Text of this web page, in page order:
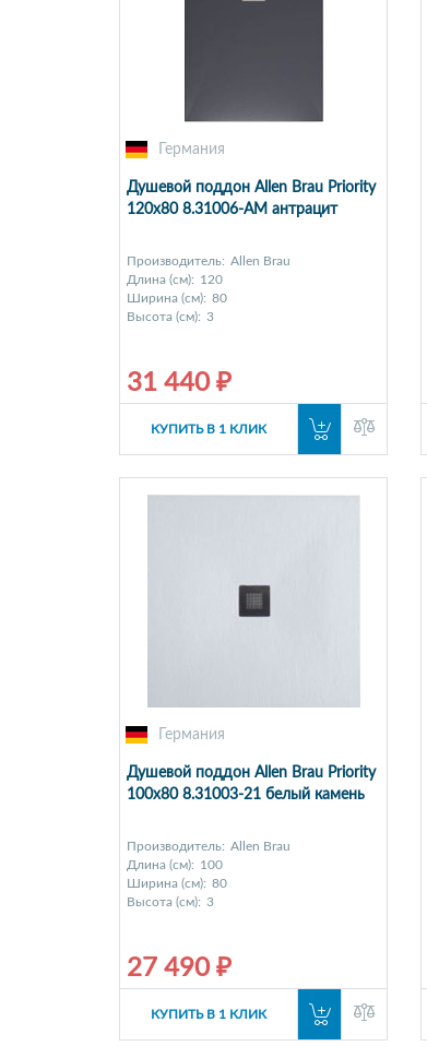
Германия
Душевой поддон Allen Brau Priority
120x80 8.31006-AM антрацит
Производитель: Allen Brau
Длина (см): 120
Ширина (см): 80
Высота (см): 3
31 440 ₽
КУПИТЬ В 1 КЛИК
Германия
Душевой поддон Allen Brau Priority
100x80 8.31003-21 белый камень
Производитель: Allen Brau
Длина (см): 100
Ширина (см): 80
Высота (см): 3
27 490 ₽
КУПИТЬ В 1 КЛИК